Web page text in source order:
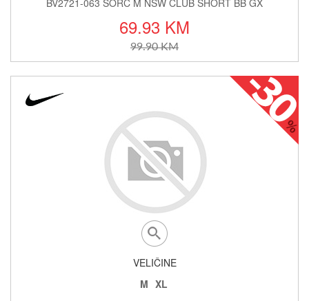
69.93 KM
99.90 KM
VELIČINE
M XL